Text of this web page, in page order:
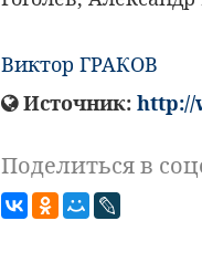
Виктор ГРАКОВ
Источник: http://
Поделиться в